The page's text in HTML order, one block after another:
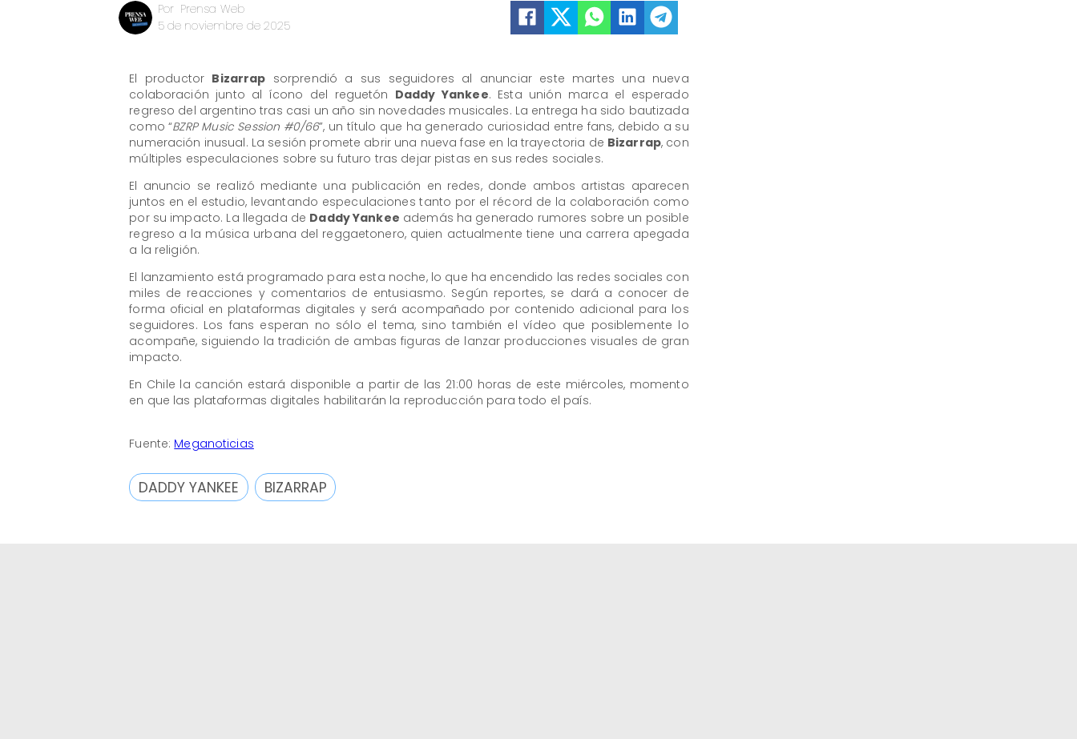
Prensa Web
Por
5 de noviembre de 2025
El productor Bizarrap sorprendió a sus seguidores al anunciar este martes una nueva
colaboración junto al ícono del reguetón Daddy Yankee. Esta unión marca el esperado
regreso del argentino tras casi un año sin novedades musicales. La entrega ha sido bautizada
como “BZRP Music Session #0/66”, un título que ha generado curiosidad entre fans, debido a su
numeración inusual. La sesión promete abrir una nueva fase en la trayectoria de Bizarrap, con
múltiples especulaciones sobre su futuro tras dejar pistas en sus redes sociales.
El anuncio se realizó mediante una publicación en redes, donde ambos artistas aparecen
juntos en el estudio, levantando especulaciones tanto por el récord de la colaboración como
por su impacto. La llegada de Daddy Yankee además ha generado rumores sobre un posible
regreso a la música urbana del reggaetonero, quien actualmente tiene una carrera apegada
a la religión.
El lanzamiento está programado para esta noche, lo que ha encendido las redes sociales con
miles de reacciones y comentarios de entusiasmo. Según reportes, se dará a conocer de
forma oficial en plataformas digitales y será acompañado por contenido adicional para los
seguidores. Los fans esperan no sólo el tema, sino también el vídeo que posiblemente lo
acompañe, siguiendo la tradición de ambas figuras de lanzar producciones visuales de gran
impacto.
En Chile la canción estará disponible a partir de las 21:00 horas de este miércoles, momento
en que las plataformas digitales habilitarán la reproducción para todo el país.
Fuente: Meganoticias
DADDY YANKEE BIZARRAP